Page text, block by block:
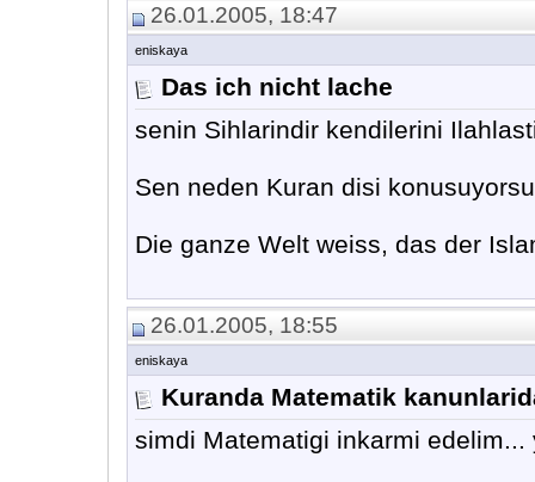
26.01.2005, 18:47
eniskaya
Das ich nicht lache
senin Sihlarindir kendilerini
Sen neden Kuran disi
Die ganze Welt weiss, das der
26.01.2005, 18:55
eniskaya
Kuranda Matematik
simdi Matematigi inkarmi